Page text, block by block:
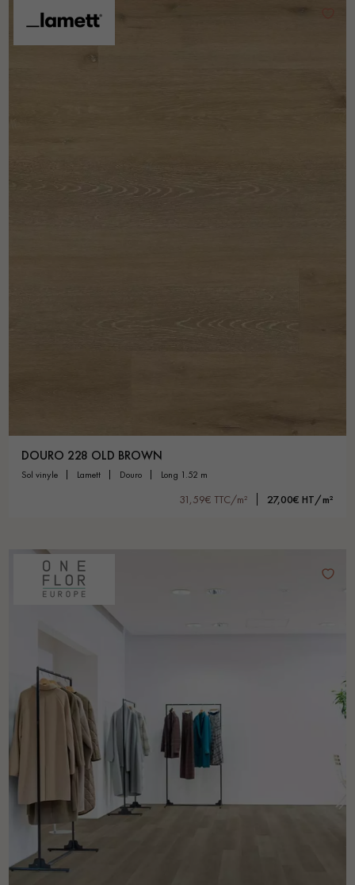
DOURO 228 OLD BROWN
sol vinyle lamett douro long 1.52 m
31,59€ TTC/m² 27,00€ HT/m²